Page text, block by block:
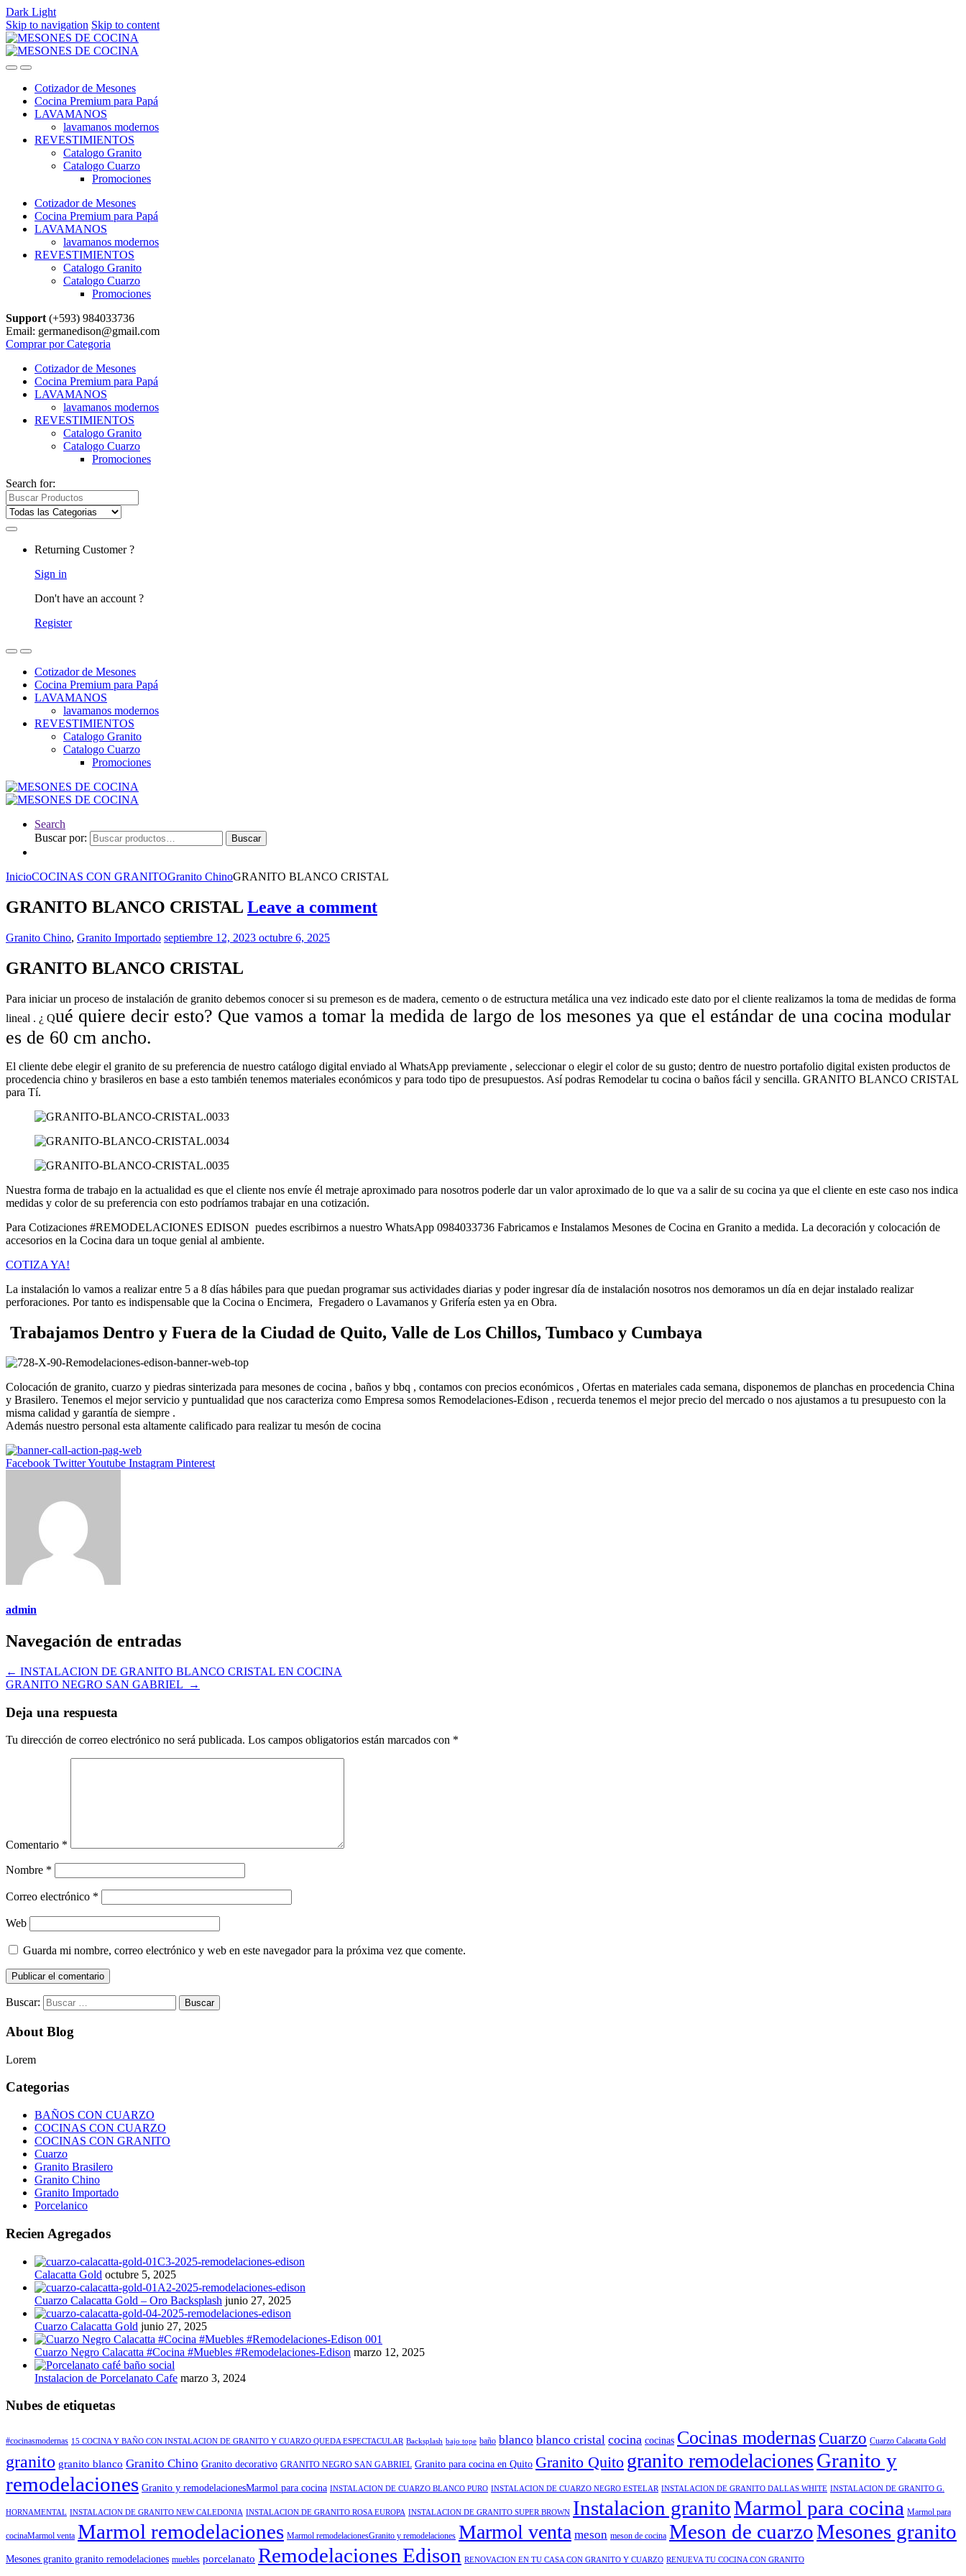
Dark Light
Skip to navigation Skip to content
Cotizador de Mesones
Cocina Premium para Papá
LAVAMANOS
lavamanos modernos
REVESTIMIENTOS
Catalogo Granito
Catalogo Cuarzo
Promociones
Cotizador de Mesones
Cocina Premium para Papá
LAVAMANOS
lavamanos modernos
REVESTIMIENTOS
Catalogo Granito
Catalogo Cuarzo
Promociones
Support (+593) 984033736
Email: germanedison@gmail.com
Comprar por Categoria
Cotizador de Mesones
Cocina Premium para Papá
LAVAMANOS
lavamanos modernos
REVESTIMIENTOS
Catalogo Granito
Catalogo Cuarzo
Promociones
Search for:
Returning Customer ?
Sign in
Don't have an account ?
Register
Cotizador de Mesones
Cocina Premium para Papá
LAVAMANOS
lavamanos modernos
REVESTIMIENTOS
Catalogo Granito
Catalogo Cuarzo
Promociones
Search
Buscar por:
Buscar
InicioCOCINAS CON GRANITOGranito ChinoGRANITO BLANCO CRISTAL
GRANITO BLANCO CRISTAL Leave a comment
Granito Chino, Granito Importado septiembre 12, 2023 octubre 6, 2025
GRANITO BLANCO CRISTAL
Para iniciar un proceso de instalación de granito debemos conocer si su premeson es de madera, cemento o de estructura metálica una vez indicado este dato por el cliente realizamos la toma de medidas de forma
lineal . ¿ Qué quiere decir esto? Que vamos a tomar la medida de largo de los mesones ya que el estándar de una cocina modular
es de 60 cm ancho.
El cliente debe elegir el granito de su preferencia de nuestro catálogo digital enviado al WhatsApp previamente , seleccionar o elegir el color de su gusto; dentro de nuestro portafolio digital existen productos de
procedencia chino y brasileros en base a esto también tenemos materiales económicos y para todo tipo de presupuestos. Así podras Remodelar tu cocina o baños fácil y sencilla. GRANITO BLANCO CRISTAL
para Tí.
Nuestra forma de trabajo en la actualidad es que el cliente nos envíe él metraje aproximado para nosotros poderle dar un valor aproximado de lo que va a salir de su cocina ya que el cliente en este caso nos indica
medidas y color de su preferencia con esto podríamos trabajar en una cotización.
Para Cotizaciones #REMODELACIONES EDISON puedes escribirnos a nuestro WhatsApp 0984033736 Fabricamos e Instalamos Mesones de Cocina en Granito a medida. La decoración y colocación de
accesorios en la Cocina dara un toque genial al ambiente.
COTIZA YA!
La instalación lo vamos a realizar entre 5 a 8 días hábiles para que puedan programar sus actividades diarias y poder ingresar día de instalación nosotros nos demoramos un día en dejar instalado realizar
perforaciones. Por tanto es indispensable que la Cocina o Encimera, Fregadero o Lavamanos y Grifería esten ya en Obra.
Trabajamos Dentro y Fuera de la Ciudad de Quito, Valle de Los Chillos, Tumbaco y Cumbaya
Colocación de granito, cuarzo y piedras sinterizada para mesones de cocina , baños y bbq , contamos con precios económicos , Ofertas en materiales cada semana, disponemos de planchas en procedencia China
y Brasilero. Tenemos el mejor servicio y puntualidad que nos caracteriza como Empresa somos Remodelaciones-Edison , recuerda tenemos el mejor precio del mercado o nos ajustamos a tu presupuesto con la
misma calidad y garantía de siempre .
Además nuestro personal esta altamente calificado para realizar tu mesón de cocina
Facebook TwitterYoutube Instagram Pinterest
admin
Navegación de entradas
← INSTALACION DE GRANITO BLANCO CRISTAL EN COCINA
GRANITO NEGRO SAN GABRIEL
→
Deja una respuesta
Tu dirección de correo electrónico no será publicada. Los campos obligatorios están marcados con *
Comentario *
Nombre *
Correo electrónico *
Web
Guarda mi nombre, correo electrónico y web en este navegador para la próxima vez que comente.
Buscar:
About Blog
Lorem
Categorias
BAÑOS CON CUARZO
COCINAS CON CUARZO
COCINAS CON GRANITO
Cuarzo
Granito Brasilero
Granito Chino
Granito Importado
Porcelanico
Recien Agregados
Calacatta Gold octubre 5, 2025
Cuarzo Calacatta Gold – Oro Backsplash junio 27, 2025
Cuarzo Calacatta Gold junio 27, 2025
Cuarzo Negro Calacatta #Cocina #Muebles #Remodelaciones-Edison marzo 12, 2025
Instalacion de Porcelanato Cafe marzo 3, 2024
Nubes de etiquetas
#cocinasmodernas 15 COCINA Y BAÑO CON INSTALACION DE GRANITO Y CUARZO QUEDA ESPECTACULAR Backsplash bajo tope baño blanco blanco cristal cocina cocinas Cocinas modernas Cuarzo Cuarzo Calacatta Gold
granito granito blanco Granito Chino Granito decorativo GRANITO NEGRO SAN GABRIEL Granito para cocina en Quito Granito Quito granito remodelacionesGranito y
remodelaciones Granito y remodelacionesMarmol para cocina INSTALACION DE CUARZO BLANCO PURO INSTALACION DE CUARZO NEGRO ESTELAR INSTALACION DE GRANITO DALLAS WHITE INSTALACION DE GRANITO G.
HORNAMENTAL INSTALACION DE GRANITO NEW CALEDONIA INSTALACION DE GRANITO ROSA EUROPA INSTALACION DE GRANITO SUPER BROWN Instalacion granitoMarmol para cocina Marmol para
cocinaMarmol venta Marmol remodelaciones Marmol remodelacionesGranito y remodelaciones Marmol venta meson meson de cocina Meson de cuarzoMesones granito
Mesones granito granito remodelaciones muebles porcelanato Remodelaciones Edison RENOVACION EN TU CASA CON GRANITO Y CUARZO RENUEVA TU COCINA CON GRANITO